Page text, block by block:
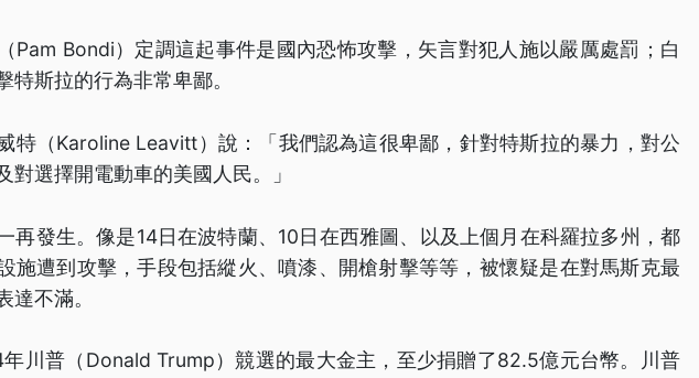
Pam Bondi）定調這起事件是國內恐怖攻擊，矢言對犯人施以嚴厲處罰；白
特斯拉的行為非常卑鄙。
特（Karoline Leavitt）說：「我們認為這很卑鄙，針對特斯拉的暴力，對公
對選擇開電動車的美國人民。」
再發生。像是14日在波特蘭、10日在西雅圖、以及上個月在科羅拉多州，都
施遭到攻擊，手段包括縱火、噴漆、開槍射擊等等，被懷疑是在對馬斯克最
達不滿。
川普（Donald Trump）競選的最大金主，至少捐贈了82.5億元台幣。川普